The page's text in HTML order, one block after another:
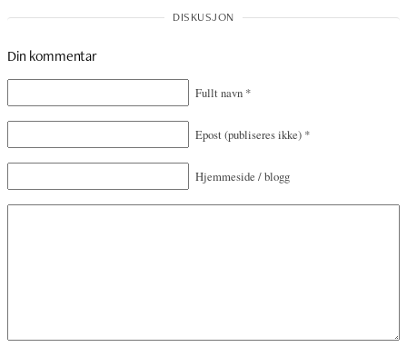
Din kommentar
Fullt navn *
Epost(publiseres ikke) *
Hjemmeside / blogg